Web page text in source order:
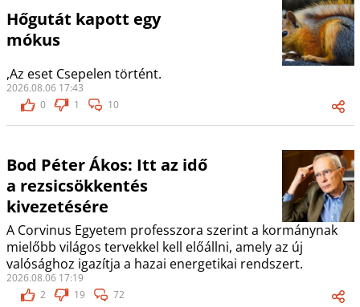
Hőgutát kapott egy
mókus
,Az eset Csepelen történt.
2026.08.06 17:43
0
1 10
Bod Péter Ákos: Itt az idő
a rezsicsökkentés
kivezetésére
A Corvinus Egyetem professzora szerint a kormánynak
mielőbb világos tervekkel kell előállni, amely az új
valósághoz igazítja a hazai energetikai rendszert.
2026.08.06 17:19
2
19 72